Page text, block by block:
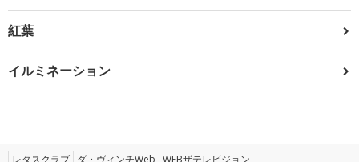
紅葉
イルミネーション
レタスクラブ ダ・ヴィンチWeb WEBザテレビジョン